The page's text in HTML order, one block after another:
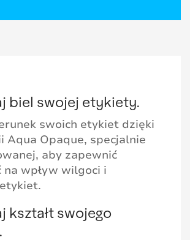
biel swojej etykiety.
swoich etykiet dzięki
Aqua Opaque, specjalnie
aby zapewnić
na wpływ wilgoci i
kształt swojego